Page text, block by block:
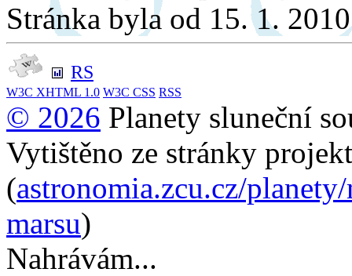
Stránka byla od 15. 1.
RS
W3C XHTML 1.0 W3C CSS RSS
© 2026 Planety sluneční
Vytištěno ze stránky
(astronomia.zcu.cz/
marsu)
Nahrávám...